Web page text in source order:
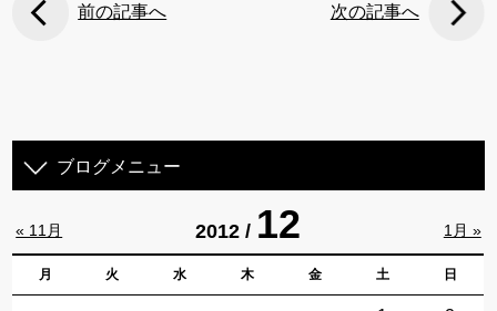
前の記事へ 次の記事へ
ブログメニュー
2012 / 12
月 火 水 木 金 土 日
« 11月 1月 »